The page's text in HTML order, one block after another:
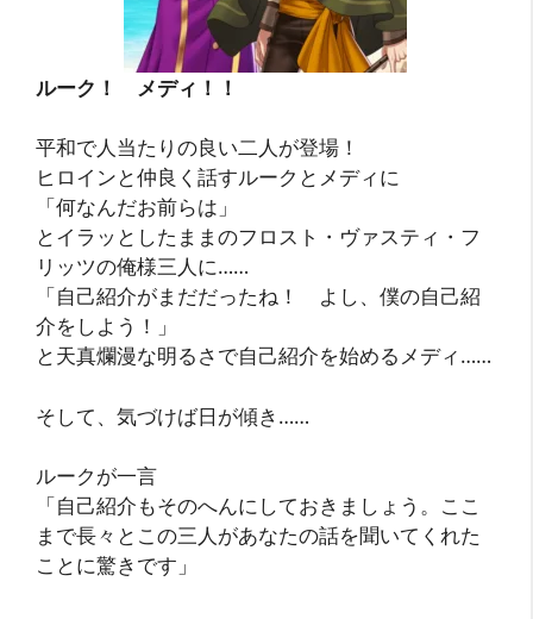
ルーク！ メディ！！
平和で人当たりの良い二人が登場！
ヒロインと仲良く話すルークとメディに
「何なんだお前らは」
とイラッとしたままのフロスト・ヴァスティ・フ
リッツの俺様三人に……
「自己紹介がまだだったね！ よし、僕の自己紹
介をしよう！」
と天真爛漫な明るさで自己紹介を始めるメディ……
そして、気づけば日が傾き……
ルークが一言
「自己紹介もそのへんにしておきましょう。ここ
まで長々とこの三人があなたの話を聞いてくれた
ことに驚きです」